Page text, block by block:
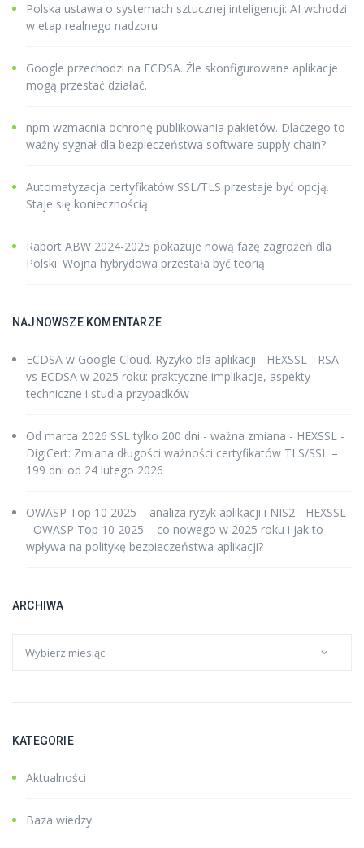
Polska ustawa o systemach sztucznej inteligencji: AI wchodzi
w etap realnego nadzoru
Google przechodzi na ECDSA. Źle skonfigurowane aplikacje
mogą przestać działać.
npm wzmacnia ochronę publikowania pakietów. Dlaczego to
ważny sygnał dla bezpieczeństwa software supply chain?
Automatyzacja certyfikatów SSL/TLS przestaje być opcją.
Staje się koniecznością.
Raport ABW 2024-2025 pokazuje nową fazę zagrożeń dla
Polski. Wojna hybrydowa przestała być teorią
NAJNOWSZE KOMENTARZE
ECDSA w Google Cloud. Ryzyko dla aplikacji - HEXSSL - RSA
vs ECDSA w 2025 roku: praktyczne implikacje, aspekty
techniczne i studia przypadków
Od marca 2026 SSL tylko 200 dni - ważna zmiana - HEXSSL -
DigiCert: Zmiana długości ważności certyfikatów TLS/SSL –
199 dni od 24 lutego 2026
OWASP Top 10 2025 – analiza ryzyk aplikacji i NIS2 - HEXSSL
- OWASP Top 10 2025 – co nowego w 2025 roku i jak to
wpływa na politykę bezpieczeństwa aplikacji?
ARCHIWA
KATEGORIE
Aktualności
Baza wiedzy